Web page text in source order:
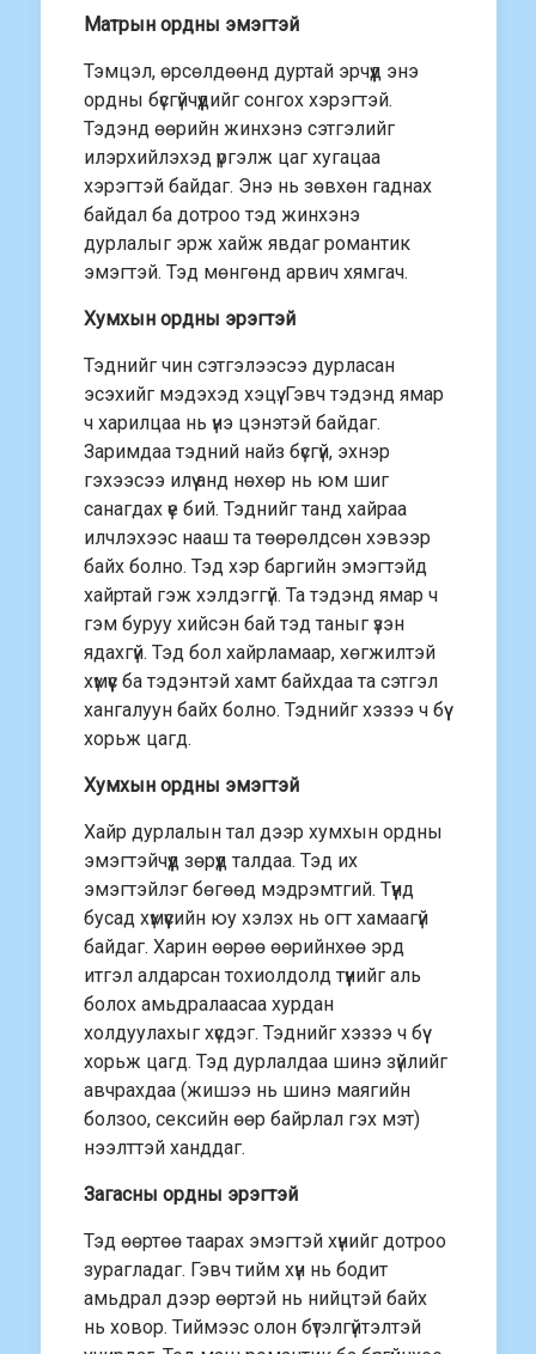
Матрын ордны эмэгтэй
Тэмцэл, өрсөлдөөнд дуртай эрчүүд энэ
ордны бүсгүйчүүдийг сонгох хэрэгтэй.
Тэдэнд өөрийн жинхэнэ сэтгэлийг
илэрхийлэхэд үргэлж цаг хугацаа
хэрэгтэй байдаг. Энэ нь зөвхөн гаднах
байдал ба дотроо тэд жинхэнэ
дурлалыг эрж хайж явдаг романтик
эмэгтэй. Тэд мөнгөнд арвич хямгач.
Хумхын ордны эрэгтэй
Тэднийг чин сэтгэлээсээ дурласан
эсэхийг мэдэхэд хэцүү. Гэвч тэдэнд ямар
ч харилцаа нь үнэ цэнэтэй байдаг.
Заримдаа тэдний найз бүсгүй, эхнэр
гэхээсээ илүү анд нөхөр нь юм шиг
санагдах үе бий. Тэднийг танд хайраа
илчлэхээс нааш та төөрөлдсөн хэвээр
байх болно. Тэд хэр баргийн эмэгтэйд
хайртай гэж хэлдэггүй. Та тэдэнд ямар ч
гэм буруу хийсэн бай тэд таныг үзэн
ядахгүй. Тэд бол хайрламаар, хөгжилтэй
хүмүүс ба тэдэнтэй хамт байхдаа та сэтгэл
хангалуун байх болно. Тэднийг хэзээ ч бүү
хорьж цагд.
Хумхын ордны эмэгтэй
Хайр дурлалын тал дээр хумхын ордны
эмэгтэйчүүд зөрүүд талдаа. Тэд их
эмэгтэйлэг бөгөөд мэдрэмтгий. Түүнд
бусад хүмүүсийн юу хэлэх нь огт хамаагүй
байдаг. Харин өөрөө өөрийнхөө эрд
итгэл алдарсан тохиолдолд түүнийг аль
болох амьдралаасаа хурдан
холдуулахыг хүсдэг. Тэднийг хэзээ ч бүү
хорьж цагд. Тэд дурлалдаа шинэ зүйлийг
авчрахдаа (жишээ нь шинэ маягийн
болзоо, сексийн өөр байрлал гэх мэт)
нээлттэй ханддаг.
Загасны ордны эрэгтэй
Тэд өөртөө таарах эмэгтэй хүнийг дотроо
зурагладаг. Гэвч тийм хүн нь бодит
амьдрал дээр өөртэй нь нийцтэй байх
нь ховор. Тиймээс олон бүтэлгүйтэлтэй